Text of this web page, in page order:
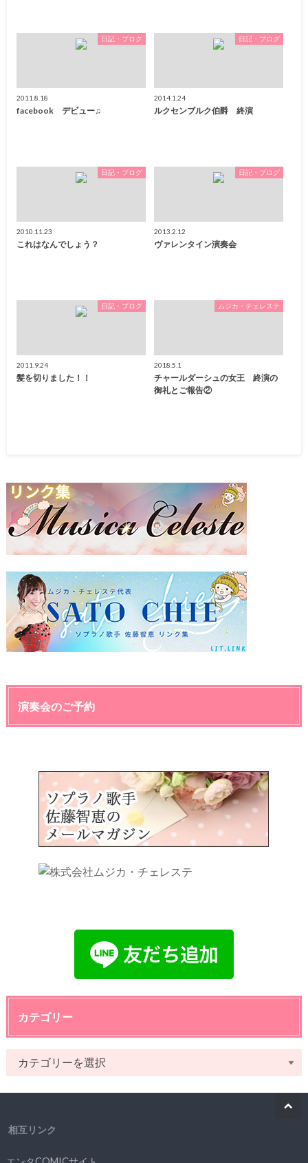
日記・ブログ
2011.8.18
facebook デビュー♫
日記・ブログ
2014.1.24
ルクセンブルク伯爵 終演
日記・ブログ
2010.11.23
これはなんでしょう？
日記・ブログ
2013.2.12
ヴァレンタイン演奏会
日記・ブログ
2011.9.24
髪を切りました！！
ムジカ・チェレステ
2018.5.1
チャールダーシュの女王 終演の
御礼とご報告②
演奏会のご予約
カテゴリー
相互リンク